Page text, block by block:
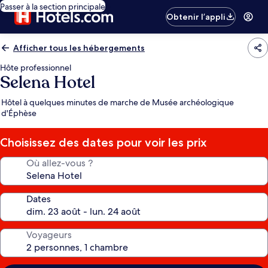
Passer à la section principale
Obtenir l’appli
Afficher tous les hébergements
Hôte professionnel
Selena Hotel
Hôtel à quelques minutes de marche de Musée archéologique
d'Éphèse
Choisissez des dates pour voir les prix
Où allez-vous ?
Dates
Voyageurs